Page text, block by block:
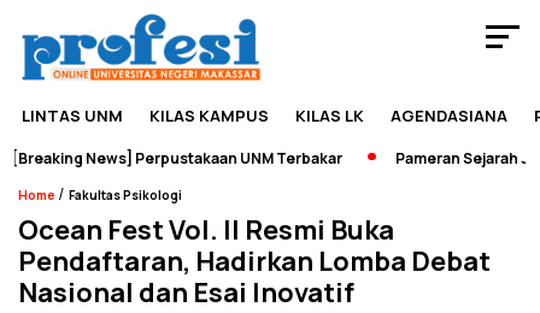
LINTAS UNM KILAS KAMPUS KILAS LK AGENDASIANA
News] Perpustakaan UNM Terbakar Pameran Sejarah Jadi
Home / Fakultas Psikologi
Ocean Fest Vol. II Resmi Buka
Pendaftaran, Hadirkan Lomba Debat
Nasional dan Esai Inovatif